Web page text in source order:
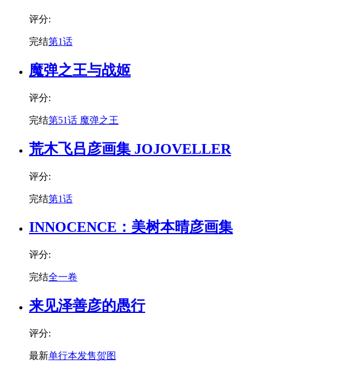
评分:
完结第1话
魔弹之王与战姬
评分:
完结第51话 魔弹之王
荒木飞吕彦画集 JOJOVELLER
评分:
完结第1话
INNOCENCE：美树本晴彦画集
评分:
完结全一卷
来见泽善彦的愚行
评分:
最新单行本发售贺图